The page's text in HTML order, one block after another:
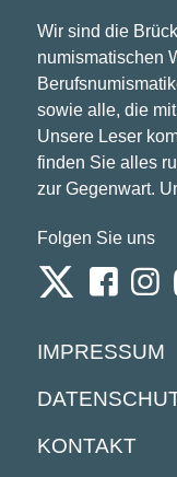
Wir sind die
numismatischen
sowie alle, die
Unsere Leser
finden Sie alles
zur Gegenwart.
Folgen Sie uns
IMPRESSUM
KONTAKT